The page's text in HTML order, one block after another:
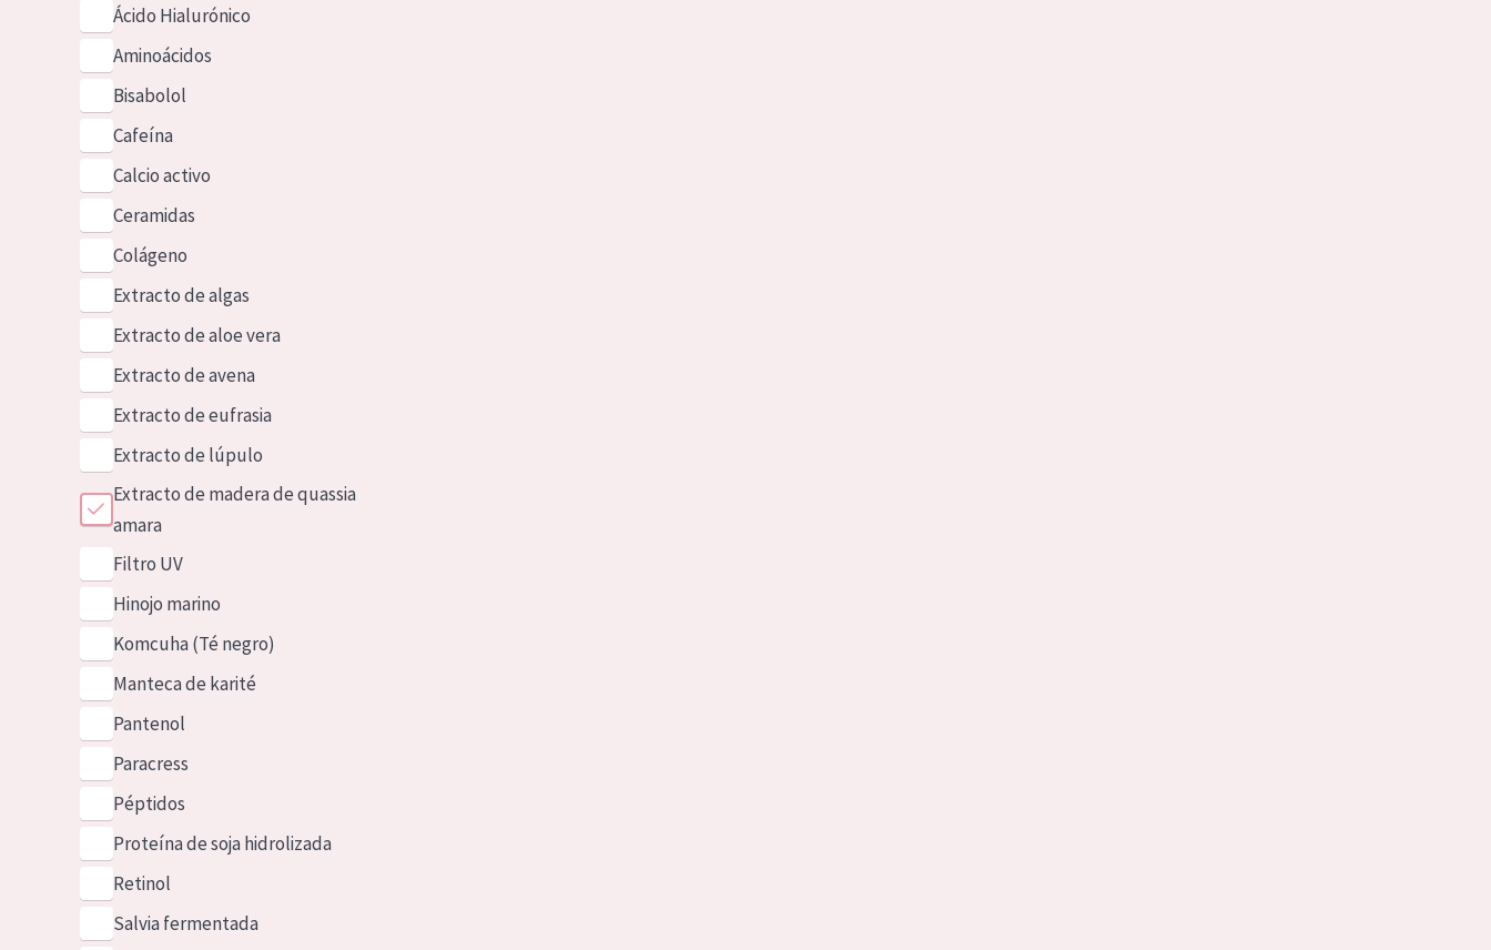
Ácido Hialurónico
Aminoácidos
Bisabolol
Cafeína
Calcio activo
Ceramidas
Colágeno
Extracto de algas
Extracto de aloe vera
Extracto de avena
Extracto de eufrasia
Extracto de lúpulo
Extracto de madera de quassia
amara
Filtro UV
Hinojo marino
Komcuha (Té negro)
Manteca de karité
Pantenol
Paracress
Péptidos
Proteína de soja hidrolizada
Retinol
Salvia fermentada